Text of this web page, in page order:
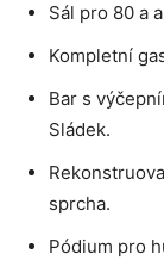
Sál pro 80 a
Kompletní
Bar s
Sládek.
sprcha.
Pódium pro